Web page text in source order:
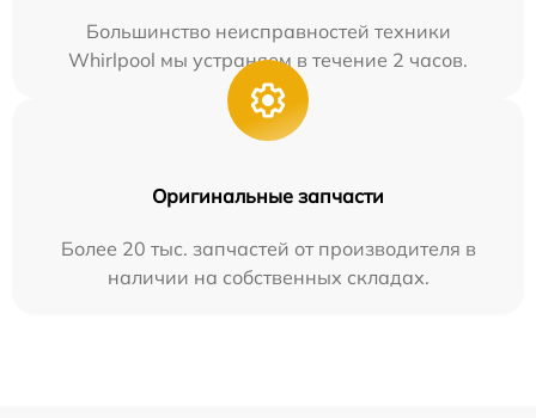
Большинство неисправностей техники
Whirlpool мы устраняем в течение 2 часов.
Оригинальные запчасти
Более 20 тыс. запчастей от производителя в
наличии на собственных складах.